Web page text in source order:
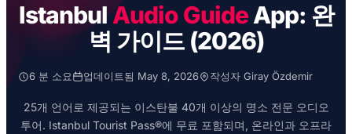
IstanbulAudio GuideApp: 완
벽 가이드 (2026)
6 분 소요 업데이트됨 May 8, 2026 작성자 Giray Özdemir
25개 언어로 제공되는 이스탄불 40개 이상의 명소 전문 오디오
투어. Istanbul Tourist Pass®에 무료 포함되며, 온라인과 오프라